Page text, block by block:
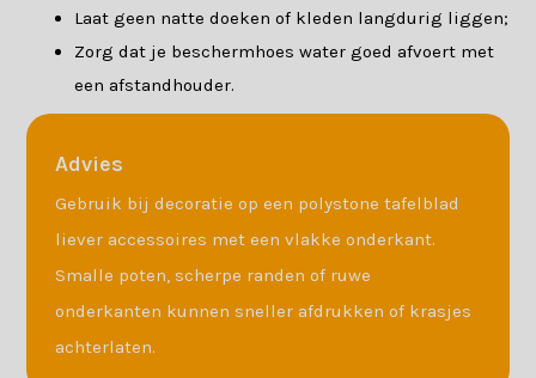
Laat geen natte doeken of kleden langdurig liggen;
Zorg dat je beschermhoes water goed afvoert met
een afstandhouder.
Advies
Gebruik bij decoratie op een polystone tafelblad
liever accessoires met een vlakke onderkant.
Smalle poten, scherpe randen of ruwe
onderkanten kunnen sneller afdrukken of krasjes
achterlaten.